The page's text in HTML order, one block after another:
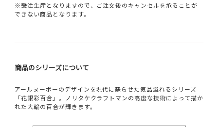
※受注生産となりますので、ご注文後のキャンセルを承ることが
できない商品となります。
商品のシリーズについて
アールヌーボーのデザインを現代に蘇らせた気品溢れるシリーズ
「花銀彩百合」。ノリタケクラフトマンの高度な技術によって描か
れた大輪の百合が輝きます。